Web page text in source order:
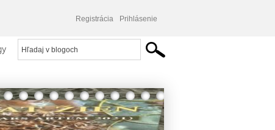
Registrácia Prihlásenie